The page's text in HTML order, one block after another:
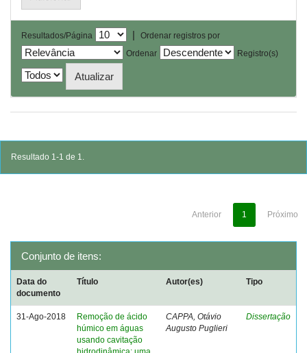
Resultados/Página |
Ordenar registros por
Ordenar
Registro(s)
Resultado 1-1 de 1.
Anterior 1 Próximo
Conjunto de itens:
Data do
documento
Título Autor(es) Tipo
31-Ago-2018
Remoção de ácido
húmico em águas
usando cavitação
CAPPA, Otávio
Augusto Puglieri
Dissertação